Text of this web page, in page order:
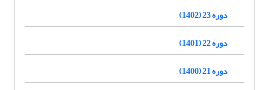
دوره 23 (1402)
دوره 22 (1401)
دوره 21 (1400)